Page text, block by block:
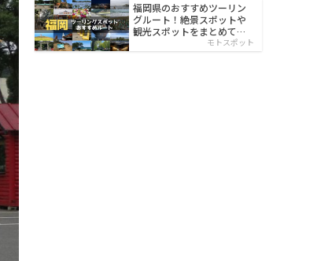
福岡県のおすすめツーリン
グルート！絶景スポットや
観光スポットをまとめて紹
モトスポット